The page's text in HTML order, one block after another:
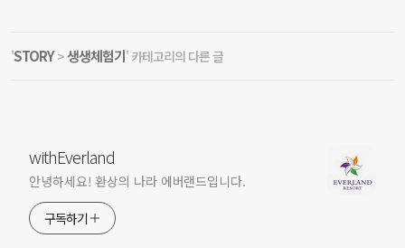
'STORY>생생체험기' 카테고리의 다른 글
withEverland
안녕하세요! 환상의 나라 에버랜드입니다.
구독하기